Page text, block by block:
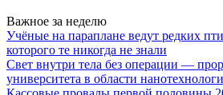
Важное за неделю
Учёные на параплане ведут редких
которого те никогда не знали
Свет внутри тела без операции —
университета в области